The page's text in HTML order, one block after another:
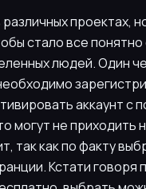
проектах,
стало все понятно
людей. Один
аккаунт с
могут не приходить
так как по факту
Кстати говоря